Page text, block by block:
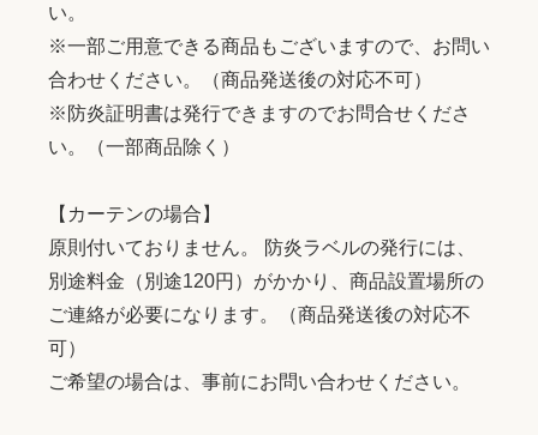
い。
※一部ご用意できる商品もございますので、お問い
合わせください。（商品発送後の対応不可）
※防炎証明書は発行できますのでお問合せくださ
い。（一部商品除く）
【カーテンの場合】
原則付いておりません。 防炎ラベルの発行には、
別途料金（別途120円）がかかり、商品設置場所の
ご連絡が必要になります。（商品発送後の対応不
可）
ご希望の場合は、事前にお問い合わせください。